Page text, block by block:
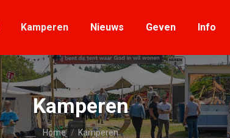
Kamperen Nieuws Geven Info
Kamperen
Je bent hier:
Home Kamperen